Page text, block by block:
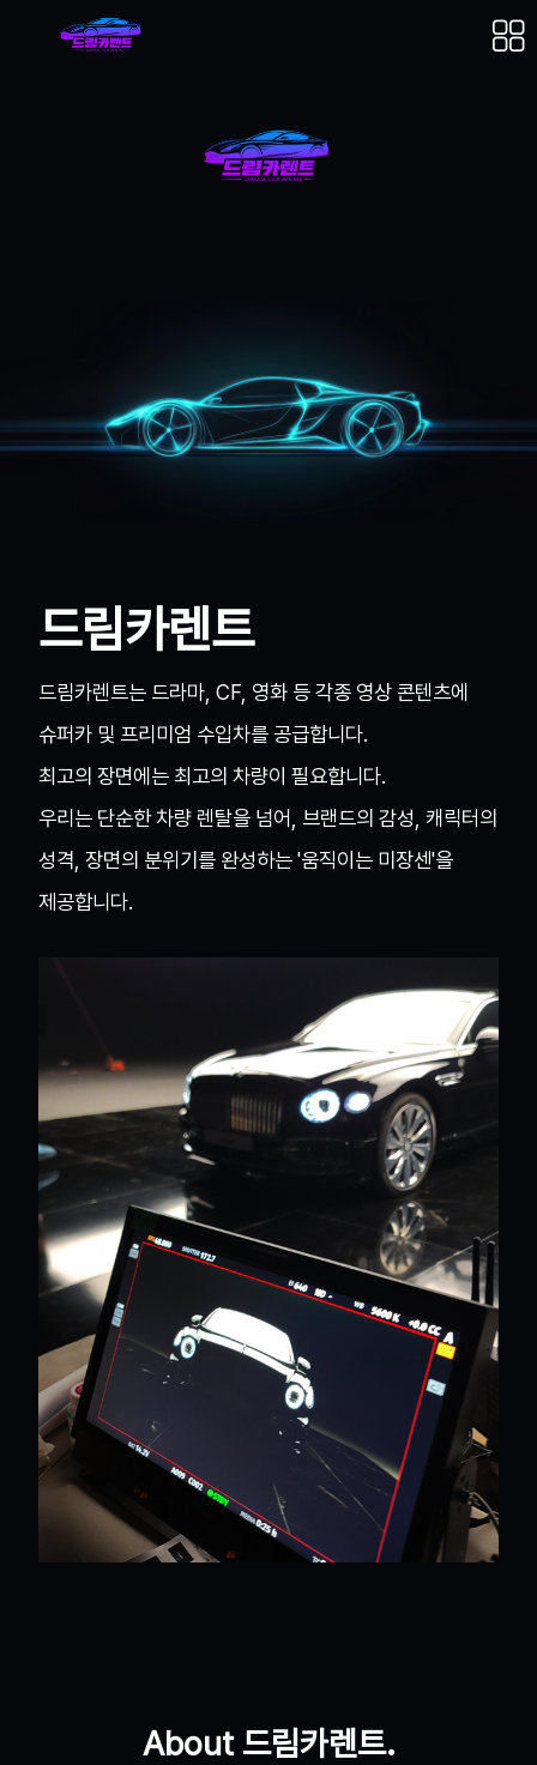
드림카렌트
드림카렌트는 드라마, CF, 영화 등 각종 영상 콘텐츠에
슈퍼카 및 프리미엄 수입차를 공급합니다.
최고의 장면에는 최고의 차량이 필요합니다.
우리는 단순한 차량 렌탈을 넘어, 브랜드의 감성, 캐릭터의
성격, 장면의 분위기를 완성하는 '움직이는 미장센'을
제공합니다.
About 드림카렌트.